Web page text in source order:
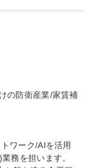
の防衛産業/家賃補
ワーク/AIを活用
務を担います。